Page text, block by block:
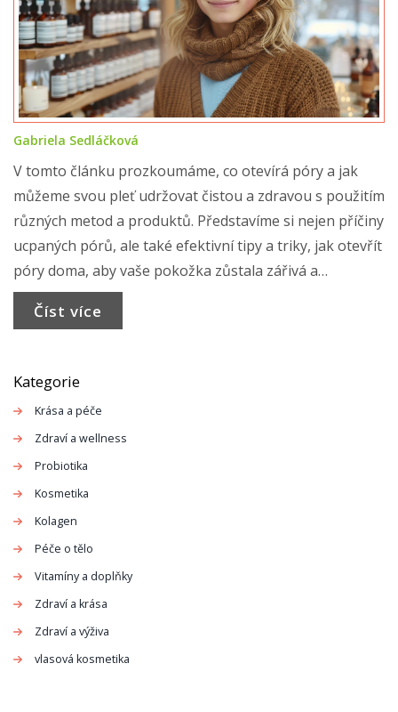
Gabriela Sedláčková
V tomto článku prozkoumáme, co otevírá póry a jak
můžeme svou pleť udržovat čistou a zdravou s použitím
různých metod a produktů. Představíme si nejen příčiny
ucpaných pórů, ale také efektivní tipy a triky, jak otevřít
póry doma, aby vaše pokožka zůstala zářivá a
mladistvá. Poradíme, jak na péči o pleť s ohledem na
různé typy pokožky a podělíme se i o několik domácích
Číst více
Kategorie
Krása a péče
Zdraví a wellness
Probiotika
Kosmetika
Kolagen
Péče o tělo
Vitamíny a doplňky
Zdraví a krása
Zdraví a výživa
vlasová kosmetika